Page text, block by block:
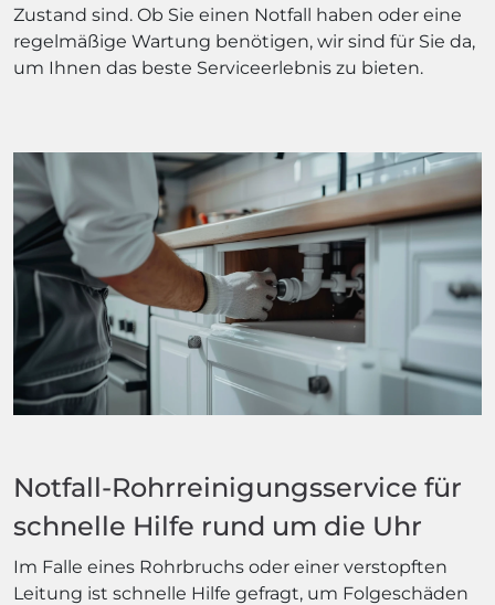
Zustand sind. Ob Sie einen Notfall haben oder eine
regelmäßige Wartung benötigen, wir sind für Sie da,
um Ihnen das beste Serviceerlebnis zu bieten.
Notfall-Rohrreinigungsservice für
schnelle Hilfe rund um die Uhr
Im Falle eines Rohrbruchs oder einer verstopften
Leitung ist schnelle Hilfe gefragt, um Folgeschäden